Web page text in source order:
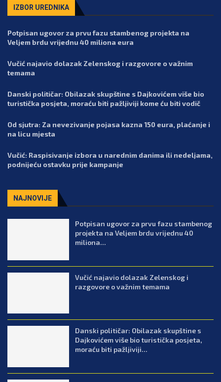
IZBOR UREDNIKA
Potpisan ugovor za prvu fazu stambenog projekta na
Veljem brdu vrijednu 40 miliona eura
Vučić najavio dolazak Zelenskog i razgovore o važnim
temama
Danski političar: Obilazak skupštine s Dajkovićem više bio
turistička posjeta, moraću biti pažljiviji kome ću biti vodič
Od sjutra: Za nevezivanje pojasa kazna 150 eura, plaćanje i
na licu mjesta
Vučić: Raspisivanje izbora u narednim danima ili nedeljama,
podnijeću ostavku prije kampanje
NAJNOVIJE
Potpisan ugovor za prvu fazu stambenog
projekta na Veljem brdu vrijednu 40
miliona...
Vučić najavio dolazak Zelenskog i
razgovore o važnim temama
Danski političar: Obilazak skupštine s
Dajkovićem više bio turistička posjeta,
moraću biti pažljiviji...